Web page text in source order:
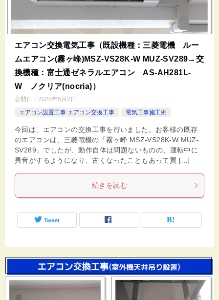
エアコン交換電気工事（既設機種：三菱電機 ルー
ムエアコン(霧ヶ峰)MSZ-VS28K-W MUZ-SV289→交
換機種：富士通ゼネラルエアコン AS-AH281L-
W ノクリア(nocria)）
公開日： 2025年5月2日
エアコン設置工事 エアコン交換工事
電気工事施工例
今回は、エアコンの交換工事を行いました。お客様の既存
のエアコンは、三菱電機の「霧ヶ峰 MSZ-VS28K-W MUZ-
SV289」でしたが、動作自体は問題ないものの、運転中に
異音がするようになり、古くなったこともあって買 […]
続きを読む
Tweet